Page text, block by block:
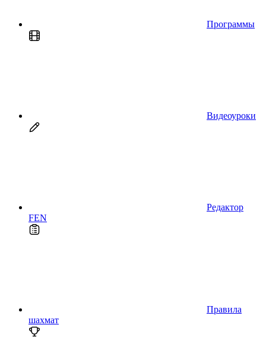
Программы
Видеоуроки
Редактор
FEN
Правила
шахмат